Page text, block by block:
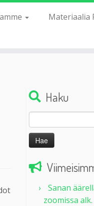
Materiaalia
Haku
Haku:
Sanan
zoomissa